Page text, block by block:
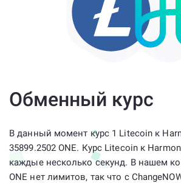
Обменный курс
В данный момент курс 1 Litecoin к
35899.2502 ONE. Курс Litecoin к
каждые несколько секунд. В нашем
ONE нет лимитов, так что с